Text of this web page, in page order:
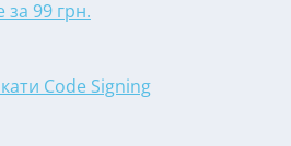
99 грн.
Code Signing